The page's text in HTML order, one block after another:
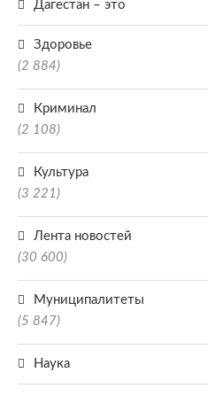
Дагестан – это
Здоровье
(2 884)
Криминал
(2 108)
Культура
(3 221)
Лента новостей
(30 600)
Муниципалитеты
(5 847)
Наука